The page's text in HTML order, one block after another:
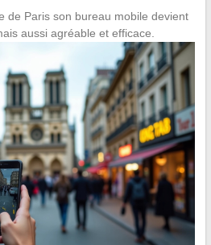
de Paris son bureau mobile devient
aussi agréable et efficace.